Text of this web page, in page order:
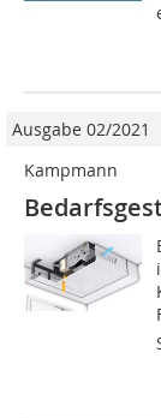
Ausgabe 02/2021
Kampmann